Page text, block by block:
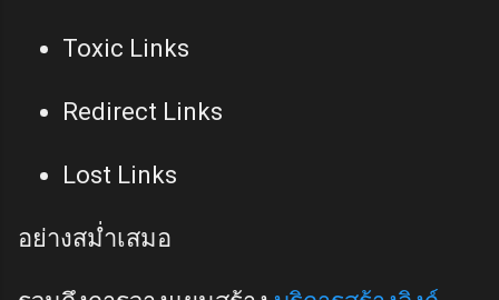
Toxic Links
Redirect Links
Lost Links
อย่างสม่ำเสมอ